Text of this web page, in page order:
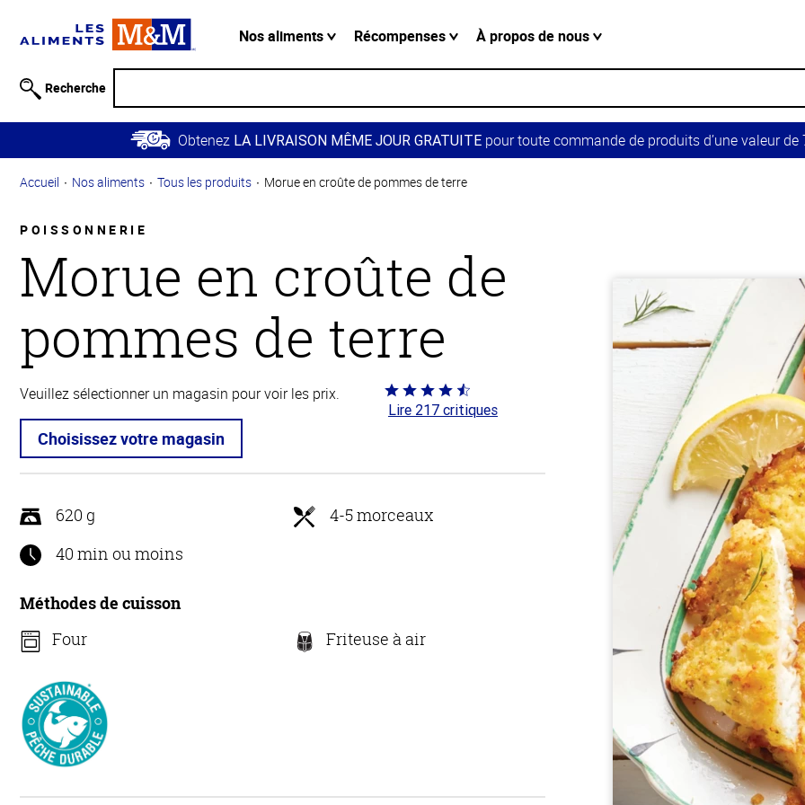
relative à
Passer
contenu
Retour à
principale
Nos aliments Récompenses À propos de nous
Recherche
Obtenez LA LIVRAISON MÊME JOUR GRATUITEpour toute commande de produits d’une valeur
Accueil Nos aliments Tous les produits Morue en croûte de pommes de terre
POISSONNERIE
Morue en croûte de
pommes de terre
Veuillez sélectionner un magasin pour voir les prix.
Choisissez votre magasin
Coté
4.7 sur
Lire 217 critiques
620 g
4-5 morceaux
40 min ou moins
Méthodes de cuisson
Four
Friteuse à air